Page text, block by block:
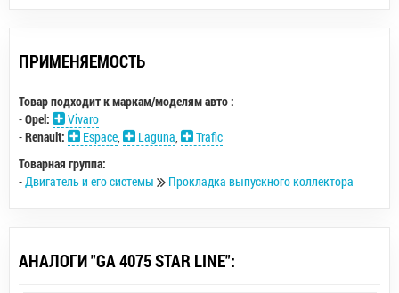
ПРИМЕНЯЕМОСТЬ
Товар подходит к маркам/моделям авто :
-Opel:
Vivaro
-Renault: Espace Laguna
Trafic
Товарная группа:
- Двигатель и его системы Прокладка выпускного коллектора
АНАЛОГИ "GA 4075 STAR LINE":